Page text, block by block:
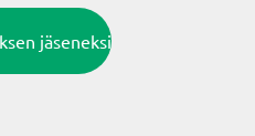
jäseneksi